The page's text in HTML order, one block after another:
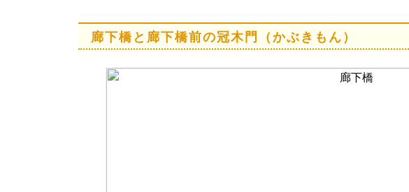
廊下橋と廊下橋前の冠木門（かぶきもん）